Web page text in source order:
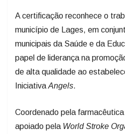
município de Lages, em
municipais da Saúde e da
papel de liderança na
de alta qualidade ao
IniciativaAngels.
apoiado pelaWorld Stroke
Programa atua em três frentes